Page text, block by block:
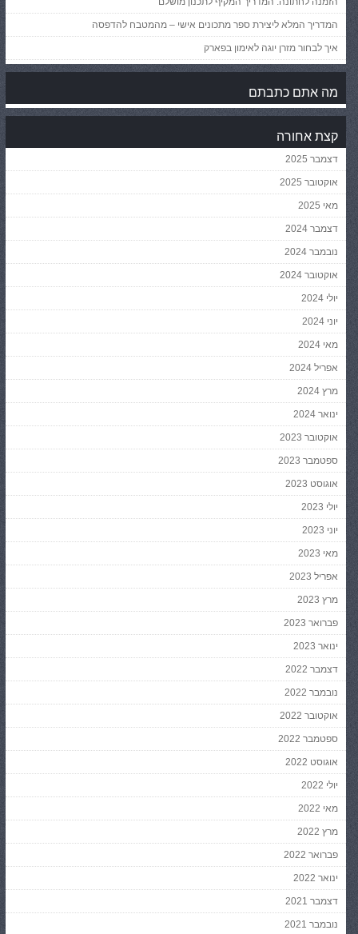
המדריך המלא ליצירת ספר מתכונים אישי – מהמטבח להדפסה
איך לבחור מזרן יוגה לאימון בפארק
מה אתם כתבתם
קצת אחורה
דצמבר 2025
אוקטובר 2025
מאי 2025
דצמבר 2024
נובמבר 2024
אוקטובר 2024
יולי 2024
יוני 2024
מאי 2024
אפריל 2024
מרץ 2024
ינואר 2024
אוקטובר 2023
ספטמבר 2023
אוגוסט 2023
יולי 2023
יוני 2023
מאי 2023
אפריל 2023
מרץ 2023
פברואר 2023
ינואר 2023
דצמבר 2022
נובמבר 2022
אוקטובר 2022
ספטמבר 2022
אוגוסט 2022
יולי 2022
מאי 2022
מרץ 2022
פברואר 2022
ינואר 2022
דצמבר 2021
נובמבר 2021